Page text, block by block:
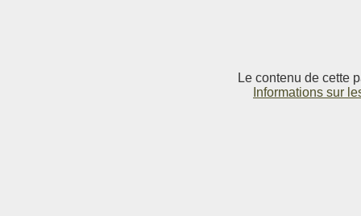
Le contenu de cette
Informations sur